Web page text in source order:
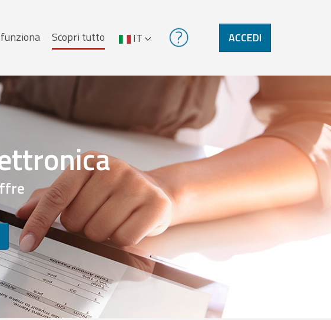
Scopri tutto IT ACCEDI